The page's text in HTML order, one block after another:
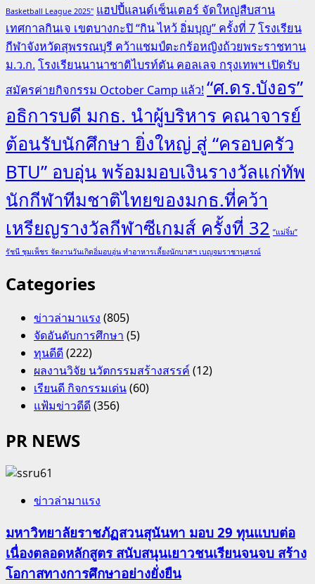
Basketball League 2025" แฮปปี้แลนด์เซ็นเตอร์ จัดใหญ่สืบสาน
เทศกาลกินเจ เขตบางกะปิ “กิน ไหว้ อิ่มบุญ” ครั้งที่ 7โรงเรียน
กีฬาจังหวัดสุพรรณบุรี คว้าแชมป์ตะกร้อหญิงถ้วยพระราชทาน
ม.ว.ก.โรงเรียนนานาชาติไบรท์ตัน คอลเลจ กรุงเทพฯ เปิดรับ
สมัครค่ายกิจกรรม October Camp แล้ว!“ศ.ดร.บังอร”
อธิการบดี มกธ. นำผู้บริหาร คณาจารย์
ต้อนรับนักศึกษา ยิ่งใหญ่ สู่ “ครอบครัว
BTU” อบอุ่น พร้อมมอบเงินรางวัลแก่ทัพ
นักกีฬาทีมชาติไทยของมกธ.ที่คว้า
เหรียญรางวัลกีฬาซีเกมส์ ครั้งที่ 32 “แม่จิ๋ม”
รัชนี ชุมเพ็ชร จัดงานวันเกิดอิ่มอบอุ่น ทำอาหารเลี้ยงนักบาสฯ เบญจมราชานุสรณ์
Categories
ข่าวล่ามาแรง (805)
จัดอันดับการศึกษา (5)
ทุนดีดี(222)
ผลงานวิจัย นวัตกรรมสร้างสรรค์(12)
เรียนดี กิจกรรมเด่น(60)
แฟ้มข่าวดีดี(356)
PR NEWS
ข่าวล่ามาแรง
มหาวิทยาลัยราชภัฏสวนสุนันทา มอบ 29 ทุนแบบต่อ
เนื่องตลอดหลักสูตร สนับสนุนเยาวชนเรียนจนจบ สร้าง
โอกาสทางการศึกษาอย่างยั่งยืน